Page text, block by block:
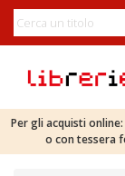
Per gli acquisti
o con tessera